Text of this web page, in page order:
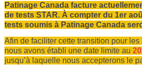
Patinage Canada facture
de tests STAR. À compter du 1er
tests soumis à Patinage Canada
Afin de faciliter cette transition pour
nous avons établi une date limite au
jusqu’à laquelle nous accepterons le